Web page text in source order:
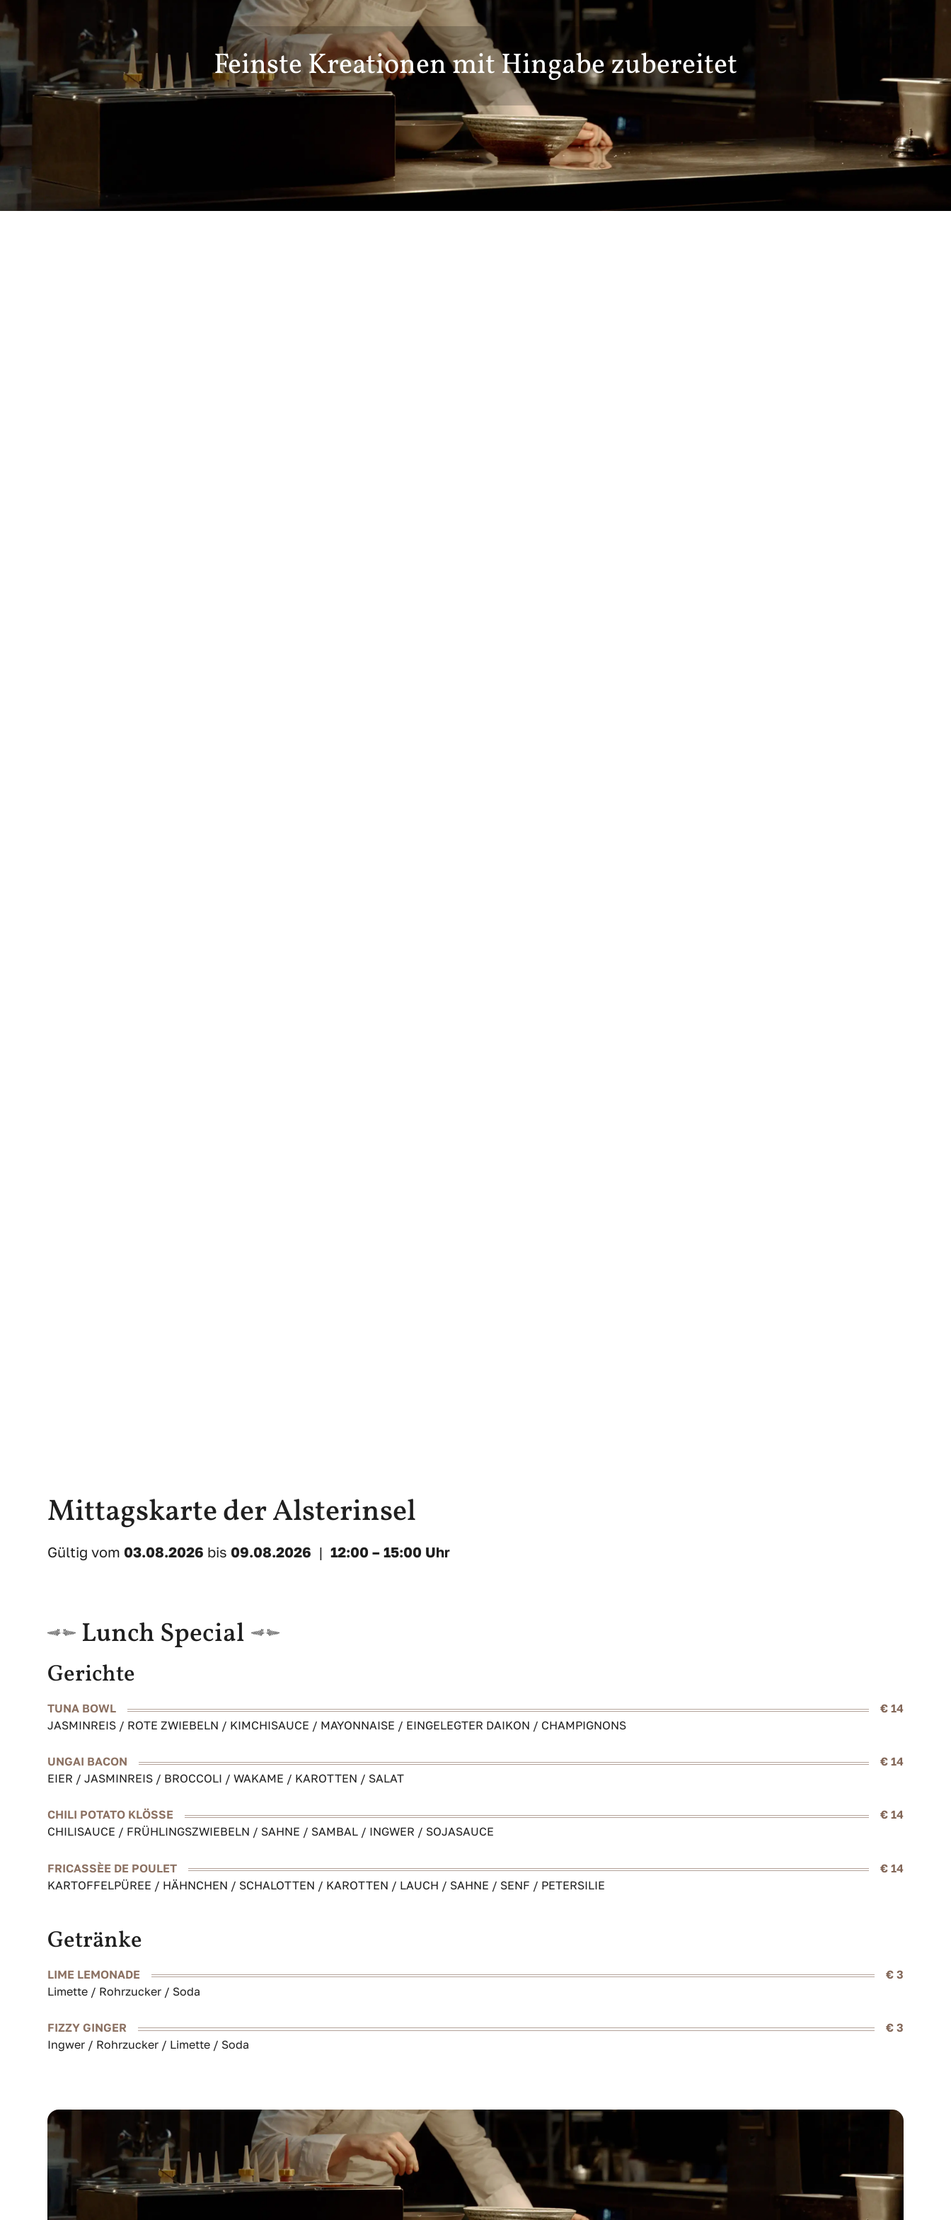
Feinste Kreationen mit Hingabe zubereitet
Eleganz auf dem Teller – für Genießer gemacht
Mittagskarte der Alsterinsel
Gültig vom 03.08.2026 bis 09.08.2026 |12:00 – 15:00 Uhr
Lunch Special
Gerichte
TUNA BOWL
€ 14
JASMINREIS / ROTE ZWIEBELN / KIMCHISAUCE / MAYONNAISE / EINGELEGTER DAIKON / CHAMPIGNONS
UNGAI BACON
€ 14
EIER / JASMINREIS / BROCCOLI / WAKAME / KAROTTEN / SALAT
CHILI POTATO KLÖSSE
€ 14
CHILISAUCE / FRÜHLINGSZWIEBELN / SAHNE / SAMBAL / INGWER / SOJASAUCE
FRICASSÈE DE POULET
€ 14
KARTOFFELPÜREE / HÄHNCHEN / SCHALOTTEN / KAROTTEN / LAUCH / SAHNE / SENF / PETERSILIE
Getränke
LIME LEMONADE
€ 3
Limette / Rohrzucker / Soda
FIZZY GINGER
€ 3
Ingwer / Rohrzucker / Limette / Soda